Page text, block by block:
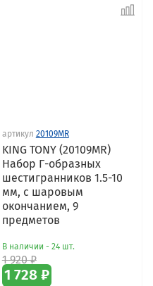
артикул 20109MR
KING TONY (20109MR)
Набор Г-образных
шестигранников 1.5-10
мм, с шаровым
окончанием, 9
предметов
В наличии - 24 шт.
1 920 ₽
1 728 ₽